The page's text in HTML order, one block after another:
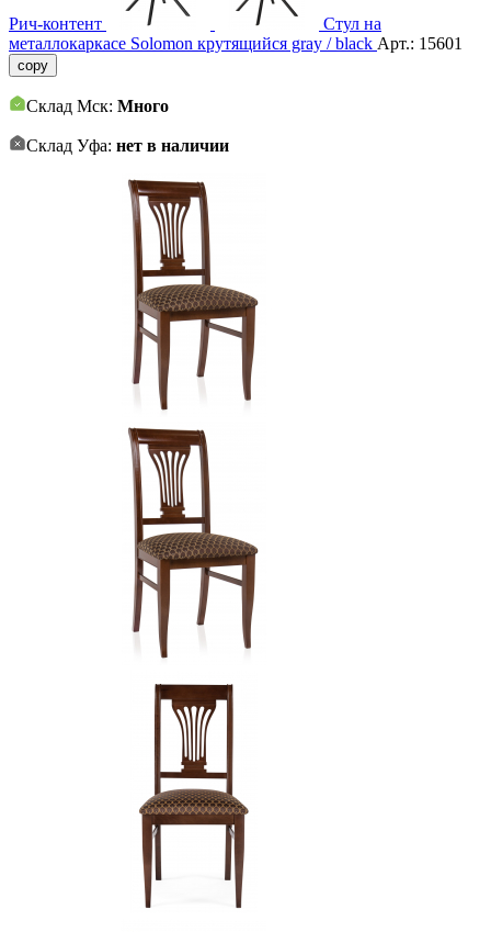
Рич-контент
Стул на
металлокаркасе Solomon крутящийся gray / black Арт.: 15601
copy
Склад Мск: Много
Склад Уфа: нет в наличии